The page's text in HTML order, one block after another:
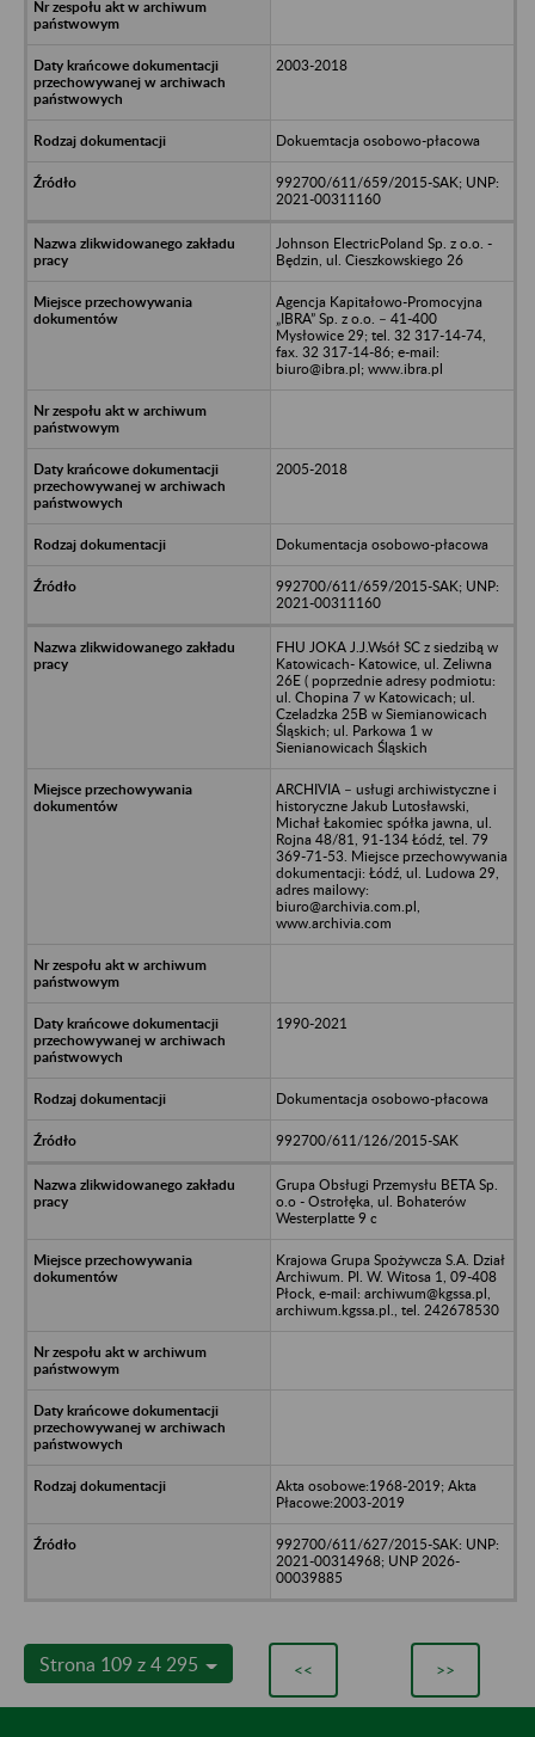
2003-2018
Dokuemtacja osobowo-płacowa
992700/611/659/2015-SAK; UNP:
2021-00311160
Johnson ElectricPoland Sp. z o.o. -
Będzin, ul. Cieszkowskiego 26
Agencja Kapitałowo-Promocyjna
„IBRA” Sp. z o.o. – 41-400
Mysłowice 29; tel. 32 317-14-74,
fax. 32 317-14-86; e-mail:
biuro@ibra.pl; www.ibra.pl
2005-2018
Dokumentacja osobowo-płacowa
992700/611/659/2015-SAK; UNP:
2021-00311160
FHU JOKA J.J.Wsół SC z siedzibą w
Katowicach- Katowice, ul. Zeliwna
26E ( poprzednie adresy podmiotu:
ul. Chopina 7 w Katowicach; ul.
Czeladzka 25B w Siemianowicach
Śląskich; ul. Parkowa 1 w
Sienianowicach Śląskich
ARCHIVIA – usługi archiwistyczne i
historyczne Jakub Lutosławski,
Michał Łakomiec spółka jawna, ul.
Rojna 48/81, 91-134 Łódź, tel. 79
369-71-53. Miejsce przechowywania
dokumentacji: Łódź, ul. Ludowa 29,
adres mailowy:
biuro@archivia.com.pl,
www.archivia.com
1990-2021
Dokumentacja osobowo-płacowa
992700/611/126/2015-SAK
Grupa Obsługi Przemysłu BETA Sp.
o.o - Ostrołęka, ul. Bohaterów
Westerplatte 9 c
Krajowa Grupa Spożywcza S.A. Dział
Archiwum. Pl. W. Witosa 1, 09-408
Płock, e-mail: archiwum@kgssa.pl,
archiwum.kgssa.pl., tel. 242678530
Akta osobowe:1968-2019; Akta
Płacowe:2003-2019
992700/611/627/2015-SAK: UNP:
2021-00314968; UNP 2026-
00039885
Strona 109 z 4 295 << >>